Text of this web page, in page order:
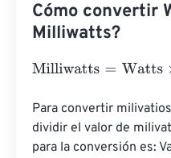
Cómo convertir
Milliwatts?
Milliwatts=Watts×1000
Para convertir
dividir el valor de
para la conversión es: